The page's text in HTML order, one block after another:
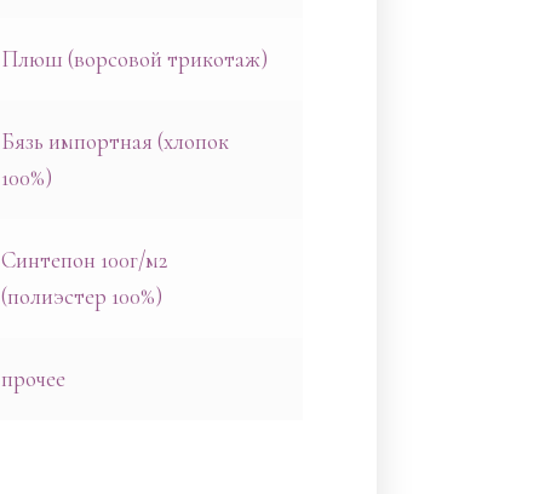
Плюш (ворсовой трикотаж)
Бязь импортная (хлопок
100%)
Синтепон 100г/м2
(полиэстер 100%)
прочее